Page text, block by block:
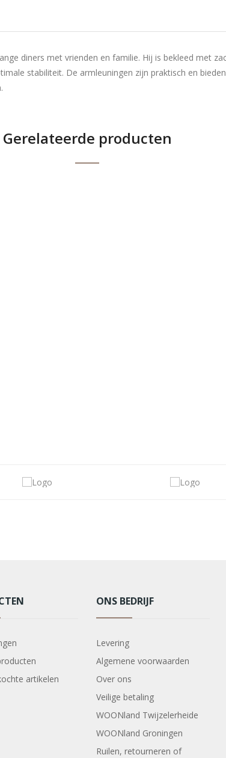
diners met vrienden en familie. Hij is bekleed met
stabiliteit. De armleuningen zijn praktisch en
Gerelateerde producten
artikelen
ONS BEDRIJF
Levering
Algemene voorwaarden
Over ons
Veilige betaling
WOONland Twijzelerheide
WOONland Groningen
Ruilen, retourneren of